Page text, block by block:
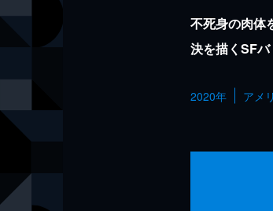
不死身の肉体
決を描くSF
2020年 アメ